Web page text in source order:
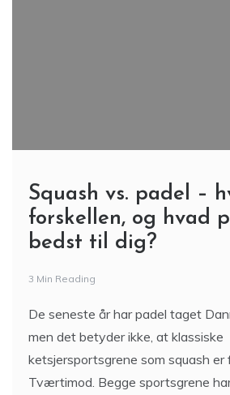
Squash vs. padel –
forskellen, og hvad
bedst til dig?
3 Min Reading
De seneste år har padel taget
men det betyder ikke, at klassiske
ketsjersportsgrene som squash er
Tværtimod. Begge sportsgrene